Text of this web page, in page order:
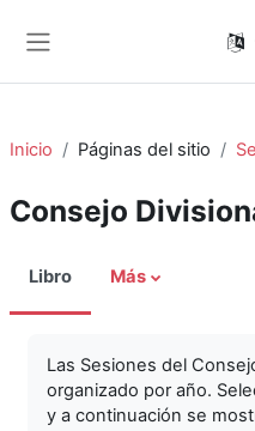
Inicio Páginas del sitio
Consejo
Libro Más
Las Sesiones del
organizado por año.
y a continuación se